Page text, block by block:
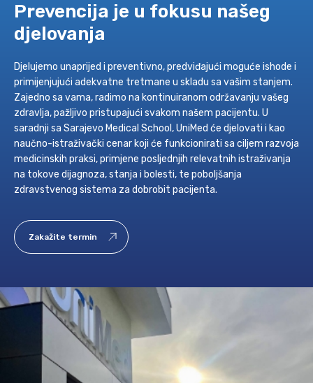
Prevencija je u fokusu našeg
djelovanja
Djelujemo unaprijed i preventivno, predviđajući moguće ishode i
primijenjujući adekvatne tretmane u skladu sa vašim stanjem.
Zajedno sa vama, radimo na kontinuiranom održavanju vašeg
zdravlja, pažljivo pristupajući svakom našem pacijentu. U
saradnji sa Sarajevo Medical School, UniMed će djelovati i kao
naučno-istraživački cenar koji će funkcionirati sa ciljem razvoja
medicinskih praksi, primjene posljednjih relevatnih istraživanja
na tokove dijagnoza, stanja i bolesti, te poboljšanja
zdravstvenog sistema za dobrobit pacijenta.
Zakažite termin